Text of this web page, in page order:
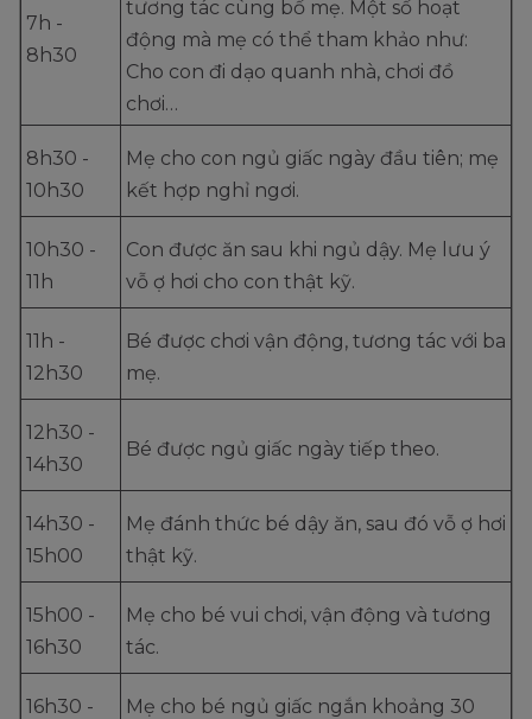
7h -
8h30
tương tác cùng bố mẹ. Một số hoạt
động mà mẹ có thể tham khảo như:
Cho con đi dạo quanh nhà, chơi đồ
chơi…
8h30 -
10h30
Mẹ cho con ngủ giấc ngày đầu tiên; mẹ
kết hợp nghỉ ngơi.
10h30 -
11h
Con được ăn sau khi ngủ dậy. Mẹ lưu ý
vỗ ợ hơi cho con thật kỹ.
11h -
12h30
Bé được chơi vận động, tương tác với ba
mẹ.
12h30 -
14h30
Bé được ngủ giấc ngày tiếp theo.
14h30 -
15h00
Mẹ đánh thức bé dậy ăn, sau đó vỗ ợ hơi
thật kỹ.
15h00 -
16h30
Mẹ cho bé vui chơi, vận động và tương
tác.
16h30 -
Mẹ cho bé ngủ giấc ngắn khoảng 30